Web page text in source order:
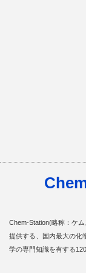
Chem-Station(略称：ケ
提供する、国内最大の化
学の専門知識を有する